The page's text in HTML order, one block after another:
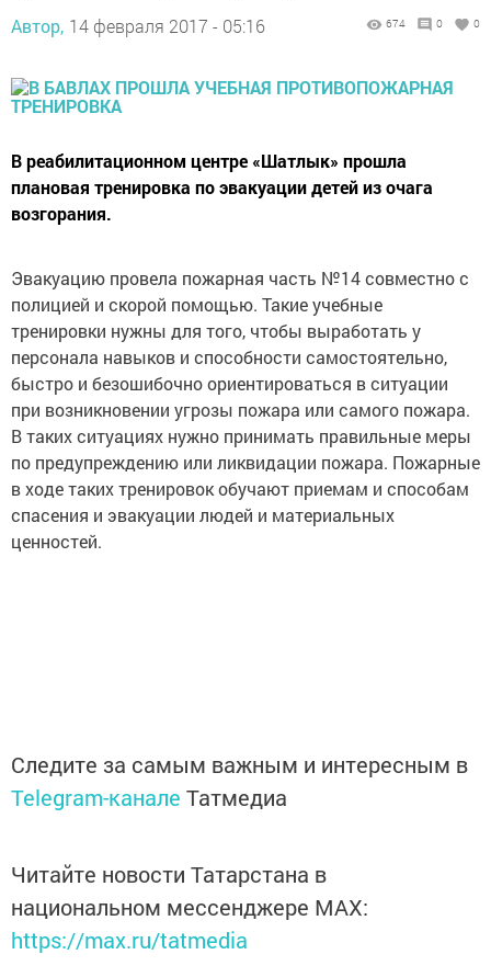
Автор, 14 февраля 2017 - 05:16 674 0 0
В реабилитационном центре «Шатлык» прошла
плановая тренировка по эвакуации детей из очага
возгорания.
Эвакуацию провела пожарная часть №14 совместно с
полицией и скорой помощью. Такие учебные
тренировки нужны для того, чтобы выработать у
персонала навыков и способности самостоятельно,
быстро и безошибочно ориентироваться в ситуации
при возникновении угрозы пожара или самого пожара.
В таких ситуациях нужно принимать правильные меры
по предупреждению или ликвидации пожара. Пожарные
в ходе таких тренировок обучают приемам и способам
спасения и эвакуации людей и материальных
ценностей.
Следите за самым важным и интересным в
Telegram-канале Татмедиа
Читайте новости Татарстана в
национальном мессенджере MАХ:
https://max.ru/tatmedia